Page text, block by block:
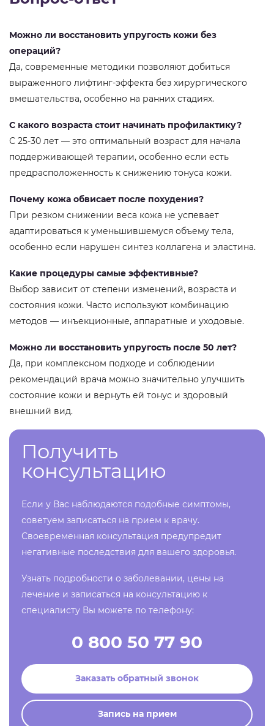
Можно ли восстановить упругость кожи без
операций?
Да, современные методики позволяют добиться
выраженного лифтинг-эффекта без хирургического
вмешательства, особенно на ранних стадиях.
С какого возраста стоит начинать профилактику?
С 25-30 лет — это оптимальный возраст для начала
поддерживающей терапии, особенно если есть
предрасположенность к снижению тонуса кожи.
Почему кожа обвисает после похудения?
При резком снижении веса кожа не успевает
адаптироваться к уменьшившемуся объему тела,
особенно если нарушен синтез коллагена и эластина.
Какие процедуры самые эффективные?
Выбор зависит от степени изменений, возраста и
состояния кожи. Часто используют комбинацию
методов — инъекционные, аппаратные и уходовые.
Можно ли восстановить упругость после 50 лет?
Да, при комплексном подходе и соблюдении
рекомендаций врача можно значительно улучшить
состояние кожи и вернуть ей тонус и здоровый
внешний вид.
Получить
консультацию
Если у Вас наблюдаются подобные симптомы,
советуем записаться на прием к врачу.
Своевременная консультация предупредит
негативные последствия для вашего здоровья.
Узнать подробности о заболевании, цены на
лечение и записаться на консультацию к
специалисту Вы можете по телефону:
0 800 50 77 90
Заказать обратный звонок
Запись на прием